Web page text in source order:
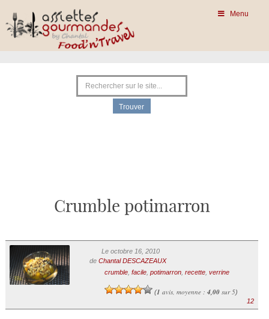
Menu
Crumble potimarron
Le octobre 16, 2010
de Chantal DESCAZEAUX
crumble, facile, potimarron, recette, verrine
(1 avis, moyenne : 4,00sur 5)
12